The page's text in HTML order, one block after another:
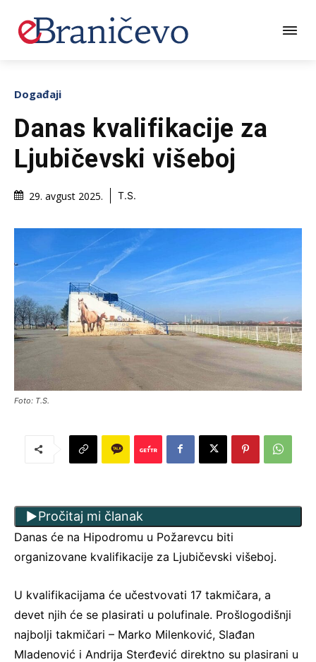
Događaji
Danas kvalifikacije za
Ljubičevski višeboj
29. avgust 2025. T.S.
Foto: T.S.
Pročitaj mi članak
Danas će na Hipodromu u Požarevcu biti
organizovane kvalifikacije za Ljubičevski višeboj.
U kvalifikacijama će učestvovati 17 takmičara, a
devet njih će se plasirati u polufinale. Prošlogodišnji
najbolji takmičari – Marko Milenković, Slađan
Mladenović i Andrija Sterđević direktno su plasirani u